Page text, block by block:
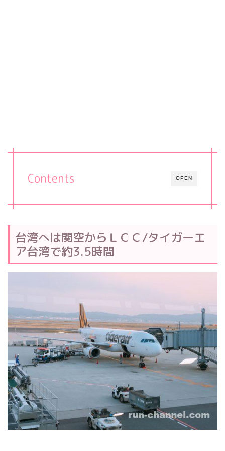
OPEN
Contents
台湾へは関空からＬＣＣ/タイガーエ
ア台湾で約3.5時間